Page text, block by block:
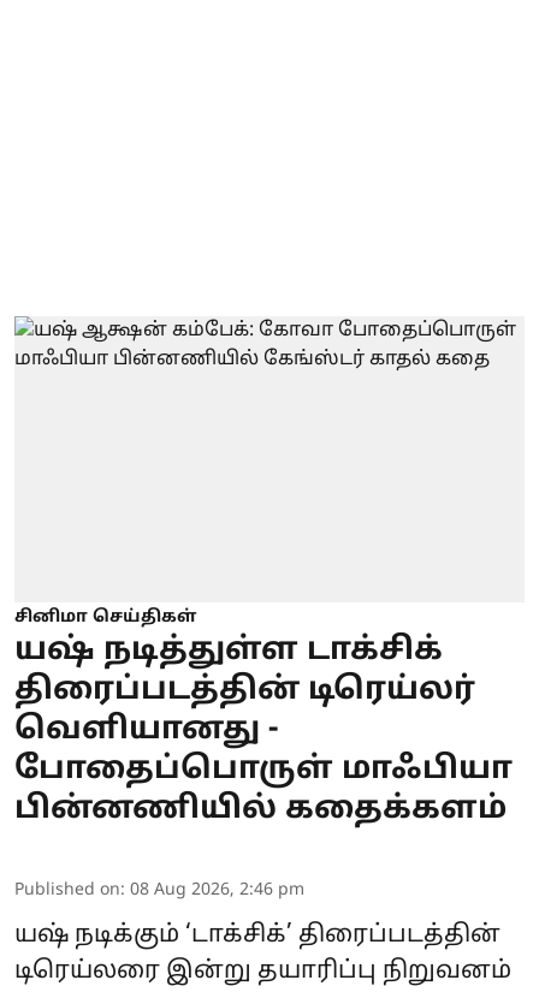
சினிமா செய்திகள்
யஷ் நடித்துள்ள டாக்சிக்
திரைப்படத்தின் டிரெய்லர்
வெளியானது -
போதைப்பொருள் மாஃபியா
பின்னணியில் கதைக்களம்
Published on: 08 Aug 2026, 2:46 pm
யஷ் நடிக்கும் ‘டாக்சிக்’ திரைப்படத்தின்
டிரெய்லரை இன்று தயாரிப்பு நிறுவனம்